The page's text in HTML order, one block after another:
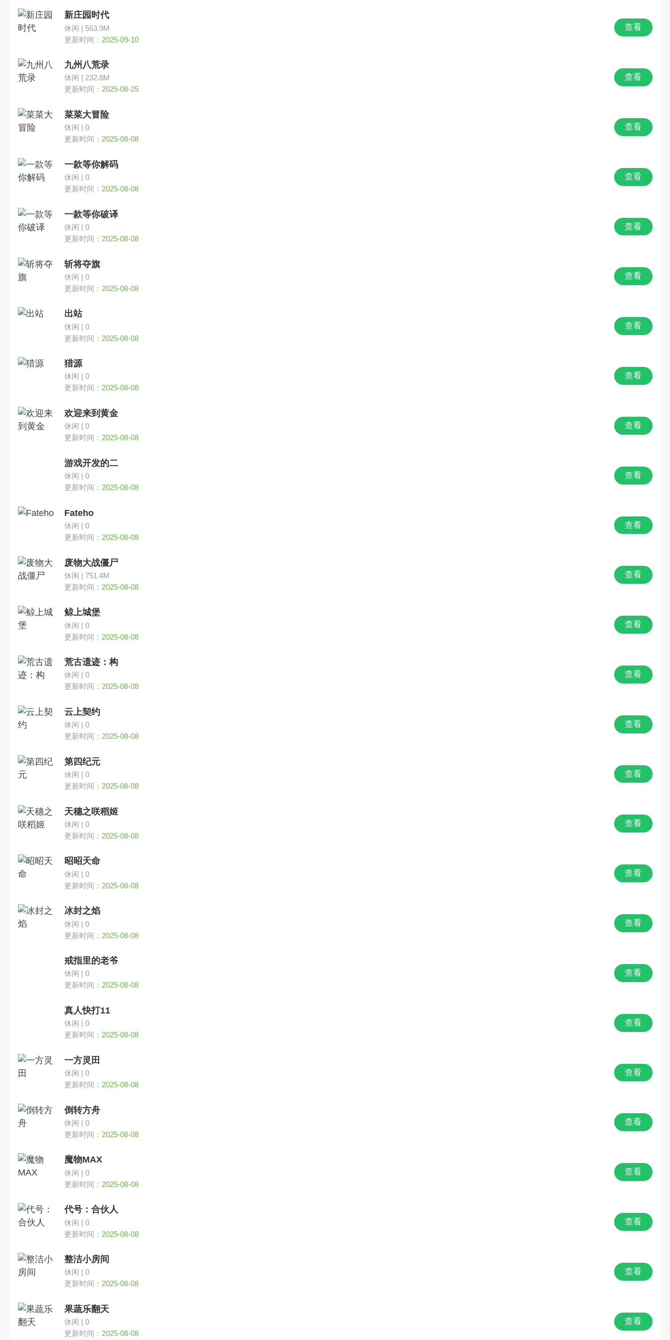
换装
角色扮演
棋牌
新庄园时代
休闲 | 563.9M
更新时间： 2025-09-10
查看
九州八荒录
休闲 | 232.8M
更新时间： 2025-08-25
查看
菜菜大冒险
休闲 | 0
更新时间： 2025-08-08
查看
一款等你解码
休闲 | 0
更新时间： 2025-08-08
查看
一款等你破译
休闲 | 0
更新时间： 2025-08-08
查看
斩将夺旗
休闲 | 0
更新时间： 2025-08-08
查看
出站
休闲 | 0
更新时间： 2025-08-08
查看
猎源
休闲 | 0
更新时间： 2025-08-08
查看
欢迎来到黄金
休闲 | 0
更新时间： 2025-08-08
查看
游戏开发的二
休闲 | 0
更新时间： 2025-08-08
查看
Fateho
休闲 | 0
更新时间： 2025-08-08
查看
废物大战僵尸
休闲 | 751.4M
更新时间： 2025-08-08
查看
鲸上城堡
休闲 | 0
更新时间： 2025-08-08
查看
荒古遗迹：构
休闲 | 0
更新时间： 2025-08-08
查看
云上契约
休闲 | 0
更新时间： 2025-08-08
查看
第四纪元
休闲 | 0
更新时间： 2025-08-08
查看
天穗之咲稻姬
休闲 | 0
更新时间： 2025-08-08
查看
昭昭天命
休闲 | 0
更新时间： 2025-08-08
查看
冰封之焰
休闲 | 0
更新时间： 2025-08-08
查看
戒指里的老爷
休闲 | 0
更新时间： 2025-08-08
查看
真人快打11
休闲 | 0
更新时间： 2025-08-08
查看
一方灵田
休闲 | 0
更新时间： 2025-08-08
查看
倒转方舟
休闲 | 0
更新时间： 2025-08-08
查看
魔物MAX
休闲 | 0
更新时间： 2025-08-08
查看
代号：合伙人
休闲 | 0
更新时间： 2025-08-08
查看
整洁小房间
休闲 | 0
更新时间： 2025-08-08
查看
果蔬乐翻天
休闲 | 0
更新时间： 2025-08-08
查看